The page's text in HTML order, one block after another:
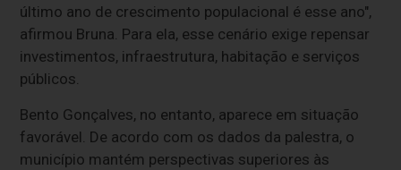
último ano de crescimento populacional é esse ano",
afirmou Bruna. Para ela, esse cenário exige repensar
investimentos, infraestrutura, habitação e serviços
públicos.
Bento Gonçalves, no entanto, aparece em situação
favorável. De acordo com os dados da palestra, o
município mantém perspectivas superiores às